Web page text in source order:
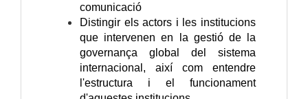
comunicació
Distingir els actors i les institucions
que intervenen en la gestió de la
governança global del sistema
internacional, així com entendre
l'estructura i el funcionament